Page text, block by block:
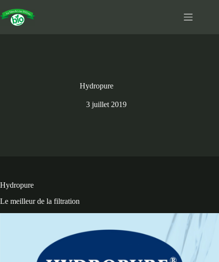
au
contenu
Hydropure
3 juillet 2019
Hydropure
Le meilleur de la filtration